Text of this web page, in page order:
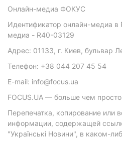
Онлайн-медиа ФОКУС
Идентификатор онлайн-медиа в
медиа - R40-03129
Адрес: 01133, г. Киев, бульвар
Телефон: +38 044 207 45 54
E-mail: info@focus.ua
FOCUS.UA — больше чем просто
Перепечатка, копирование или
информации, содержащей
"Українські Новини", в каком-